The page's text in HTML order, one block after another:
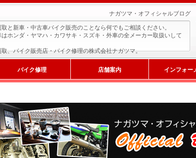
ナガツマ・オフィシャルブログ
と新車・中古車バイク販売のことなら何でもご相談ください。
ホンダ・ヤマハ・カワサキ・スズキ・外車の全メーカー取扱いして
、バイク販売店・バイク修理の株式会社ナガツマ。
バイク修理 店舗案内 インフォー